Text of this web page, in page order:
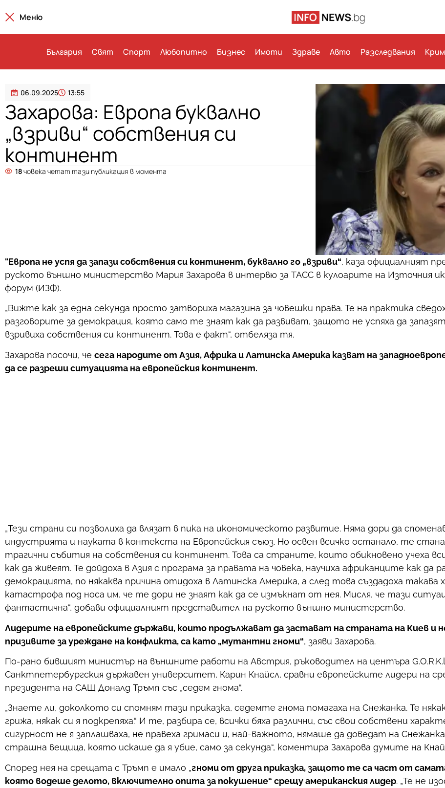
Меню
България Свят Спорт Любопитно Бизнес Имоти Здраве Авто Разследвания
06.09.2025 13:55
Захарова: Европа буквално
„взриви“ собствения си
континент
18човека четат тази публикация в момента
"Европа не успя да запази собствения си континент, буквално го „взриви“, каза официалният
руското външно министерство Мария Захарова в интервю за ТАСС в кулоарите на Източния
форум (ИЗФ).
„Вижте как за една секунда просто затвориха магазина за човешки права. Те на практика
разговорите за демокрация, която само те знаят как да развиват, защото не успяха да
взривиха собствения си континент. Това е факт“, отбеляза тя.
Захарова посочи, че сега народите от Азия, Африка и Латинска Америка казват на
да се разреши ситуацията на европейския континент.
„Тези страни си позволиха да влязат в пика на икономическото развитие. Няма дори да
индустрията и науката в контекста на Европейския съюз. Но освен всичко останало, те
трагични събития на собствения си континент. Това са страните, които обикновено учеха
как да живеят. Те дойдоха в Азия с програма за правата на човека, научиха африканците как да
демокрацията, по някаква причина отидоха в Латинска Америка, а след това създадоха такава
катастрофа под носа им, че те дори не знаят как да се измъкнат от нея. Мисля, че тази
фантастична“, добави официалният представител на руското външно министерство.
Лидерите на европейските държави, които продължават да застават на страната на Киев и
призивите за уреждане на конфликта, са като „мутантни гноми“, заяви Захарова.
По-рано бившият министър на външните работи на Австрия, ръководител на центъра
Санктпетербургския държавен университет, Карин Кнайсл, сравни европейските лидери на
президента на САЩ Доналд Тръмп със „седем гнома“.
„Знаете ли, доколкото си спомням тази приказка, седемте гнома помагаха на Снежанка. Те
грижа, някак си я подкрепяха.“ И те, разбира се, всички бяха различни, със свои собствени
сигурност не я заплашваха, не правеха гримаси и, най-важното, нямаше да доведат на
страшна вещица, която искаше да я убие, само за секунда“, коментира Захарова думите на
Според нея на срещата с Тръмп е имало „гноми от друга приказка, защото те са част от
която водеше делото, включително опита за покушение“ срещу американския лидер. „Те не